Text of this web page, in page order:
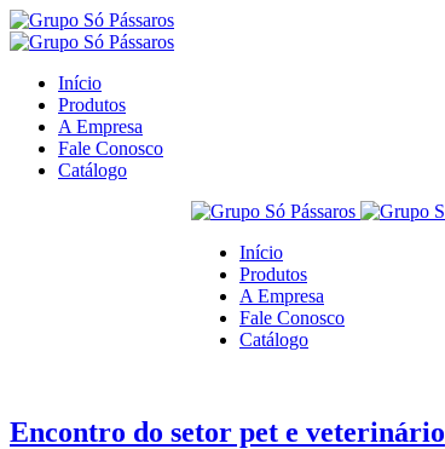
Início
Produtos
A Empresa
Fale Conosco
Catálogo
Início
Produtos
A Empresa
Fale Conosco
Catálogo
Encontro do setor pet e veterinário